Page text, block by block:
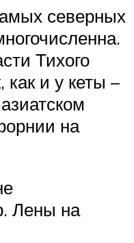
северных
Тихого
как и у кеты –
на
Лены на